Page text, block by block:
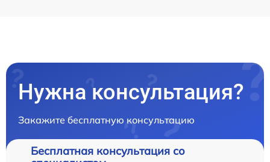
Нужна консультация?
Закажите бесплатную консультацию
Бесплатная консультация со